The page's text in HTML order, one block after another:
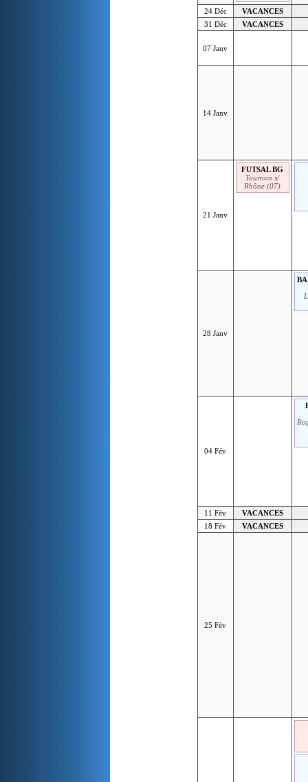
24 Déc
VACANCES
31 Déc
VACANCES
07 Janv
14 Janv
21 Janv
FUTSAL BG
Tournon s/
Rhône (07)
28 Janv
04 Fév
11 Fév
VACANCES
18 Fév
VACANCES
25 Fév